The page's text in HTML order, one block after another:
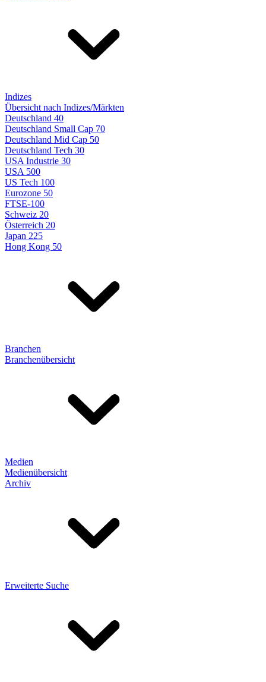
Indizes
Übersicht nach Indizes/Märkten
Deutschland 40
Deutschland Small Cap 70
Deutschland Mid Cap 50
Deutschland Tech 30
USA Industrie 30
USA 500
US Tech 100
Eurozone 50
FTSE-100
Schweiz 20
Österreich 20
Japan 225
Hong Kong 50
Branchen
Branchenübersicht
Medien
Medienübersicht
Archiv
Erweiterte Suche